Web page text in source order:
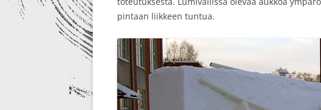
pintaan liikkeen tuntua.